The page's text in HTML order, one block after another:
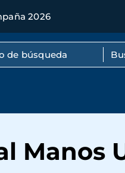
2026
completo
Manos